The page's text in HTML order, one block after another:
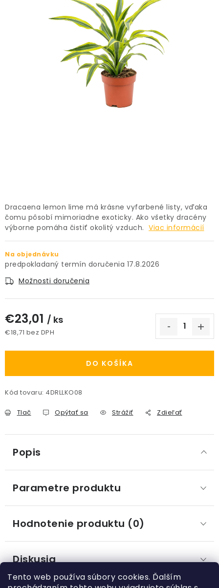
Tento web používa súbory cookies. Ďalším
KVETINÁČE A OBALY NA RASTLINY
Obchodné podmienky
Podmienky ochrany osobných údajov
Dracaena lemon lime má krásne vyfarbené listy, vďaka
čomu pôsobí mimoriadne exoticky. Ako všetky dracény
výborne pomáha čistiť okolitý vzduch. Viac informácií
Na objednávku
17.8.2026
Možnosti doručenia
€23,01 / ks
€18,71 bez DPH
DO KOŠÍKA
Kód tovaru: 4DRLLKO08
Tlač Opýtať sa Strážiť Zdieľať
Popis
Parametre produktu
Hodnotenie produktu (0)
Diskusia